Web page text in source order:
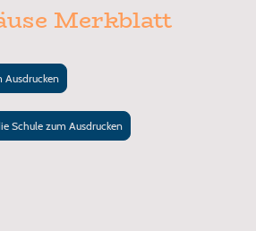
Merkblatt
Ausdrucken
Schule zum Ausdrucken